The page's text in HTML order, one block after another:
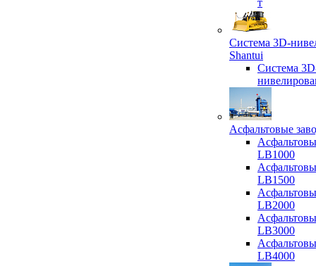
т
Система 3D-
Shantui
Система
Асфальтовые
LB1000
LB1500
LB2000
LB3000
LB4000